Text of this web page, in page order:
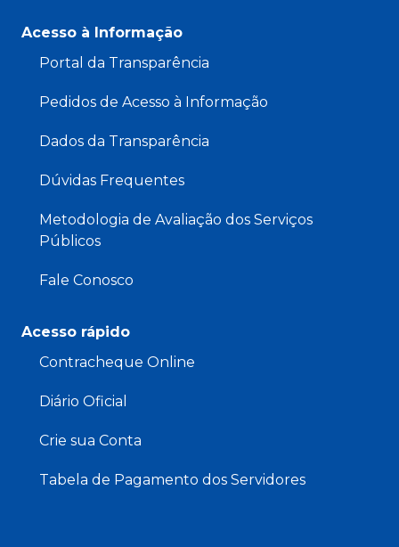
Acesso à Informação
Portal da Transparência
Pedidos de Acesso à Informação
Dados da Transparência
Dúvidas Frequentes
Metodologia de Avaliação dos Serviços
Públicos
Fale Conosco
Acesso rápido
Contracheque Online
Diário Oficial
Crie sua Conta
Tabela de Pagamento dos Servidores